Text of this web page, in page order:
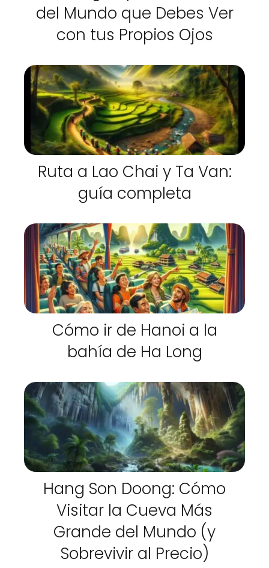
del Mundo que Debes Ver
con tus Propios Ojos
Ruta a Lao Chai y Ta Van:
guía completa
Cómo ir de Hanoi a la
bahía de Ha Long
Hang Son Doong: Cómo
Visitar la Cueva Más
Grande del Mundo (y
Sobrevivir al Precio)